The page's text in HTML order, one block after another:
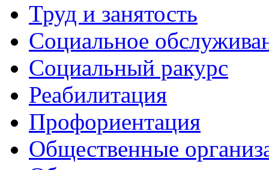
Труд и занятость
Социальное
Социальный ракурс
Реабилитация
Профориентация
Общественные